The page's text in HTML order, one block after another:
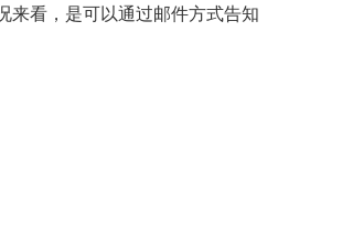
来看，是可以通过邮件方式告知